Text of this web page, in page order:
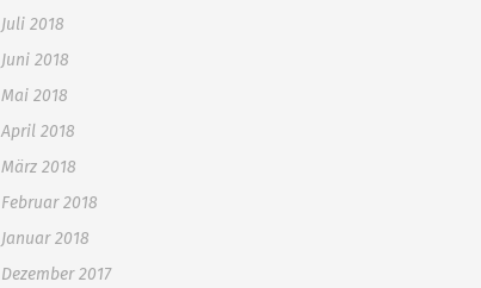
Juli 2018
Juni 2018
Mai 2018
April 2018
März 2018
Februar 2018
Januar 2018
Dezember 2017